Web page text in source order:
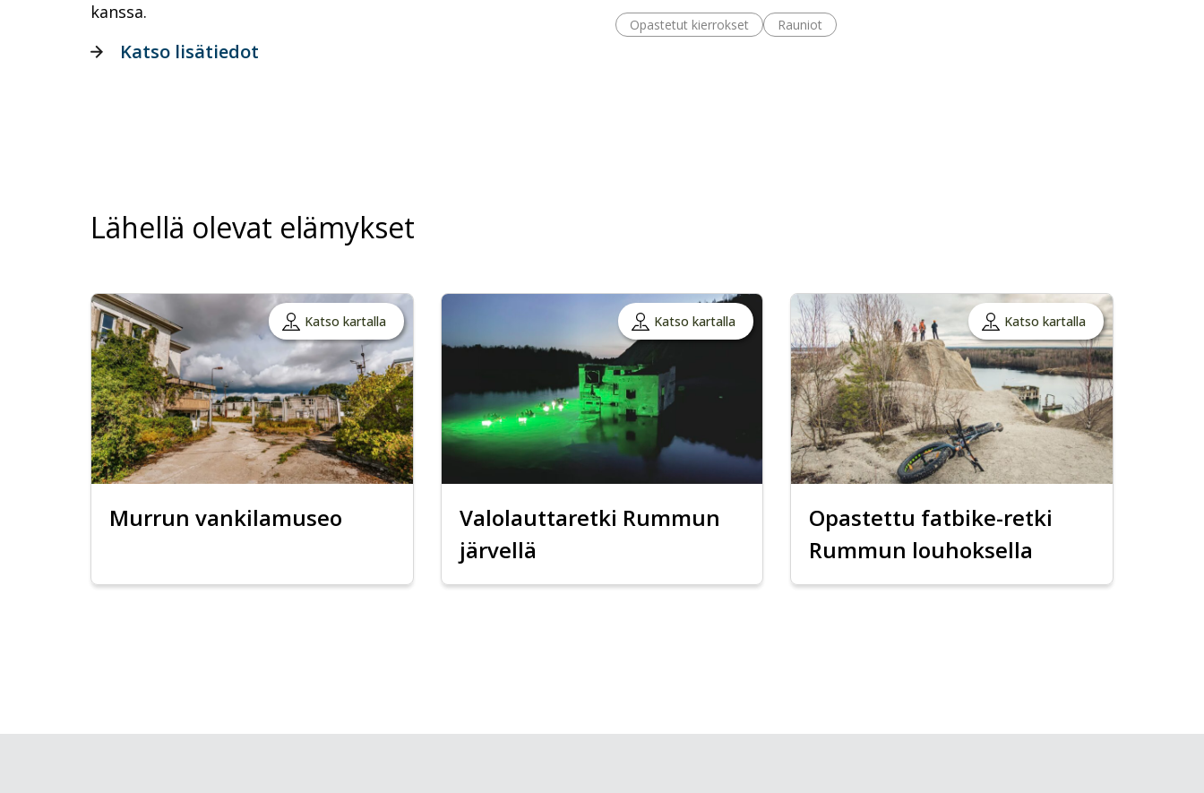
kanssa.
Opastetut kierrokset Rauniot
Katso lisätiedot
Lähellä olevat elämykset
Katso kartalla
Murrun vankilamuseo
Katso kartalla
Valolauttaretki Rummun
järvellä
Katso kartalla
Opastettu fatbike-retki
Rummun louhoksella